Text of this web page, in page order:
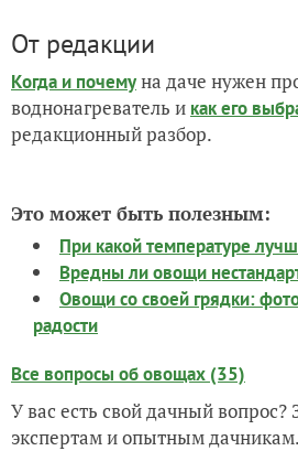
От редакции
Когда и почемуна даче нужен
воднонагреватель и как его
редакционный разбор.
Это может быть полезным:
При какой температуре
Вредны ли овощи
Овощи со своей грядки:
радости
Все вопросы об овощах (35)
У вас есть свой дачный
экспертам и опытным дачникам.